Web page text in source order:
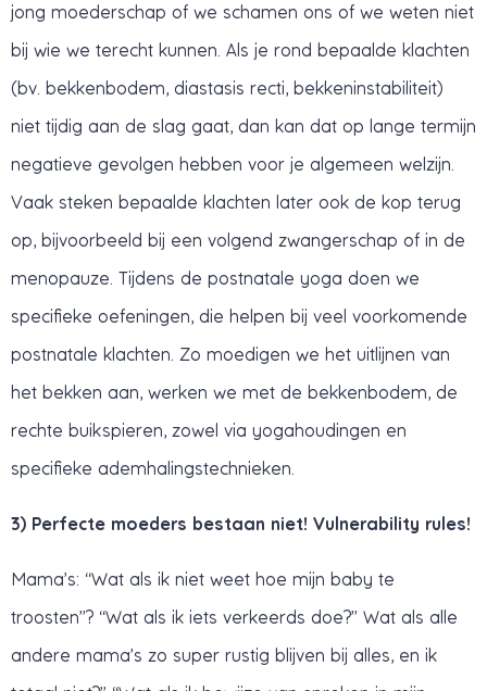
jong moederschap of we schamen ons of we weten niet
bij wie we terecht kunnen. Als je rond bepaalde klachten
(bv. bekkenbodem, diastasis recti, bekkeninstabiliteit)
niet tijdig aan de slag gaat, dan kan dat op lange termijn
negatieve gevolgen hebben voor je algemeen welzijn.
Vaak steken bepaalde klachten later ook de kop terug
op, bijvoorbeeld bij een volgend zwangerschap of in de
menopauze. Tijdens de postnatale yoga doen we
specifieke oefeningen, die helpen bij veel voorkomende
postnatale klachten. Zo moedigen we het uitlijnen van
het bekken aan, werken we met de bekkenbodem, de
rechte buikspieren, zowel via yogahoudingen en
specifieke ademhalingstechnieken.
3) Perfecte moeders bestaan niet! Vulnerability rules!
Mama’s: “Wat als ik niet weet hoe mijn baby te
troosten”? “Wat als ik iets verkeerds doe?” Wat als alle
andere mama’s zo super rustig blijven bij alles, en ik